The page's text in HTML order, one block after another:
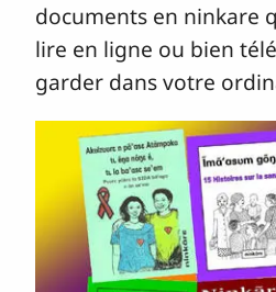
documents en ninkare
lire en ligne ou bien
garder dans votre